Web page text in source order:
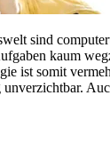
sind
kaum
ist somit